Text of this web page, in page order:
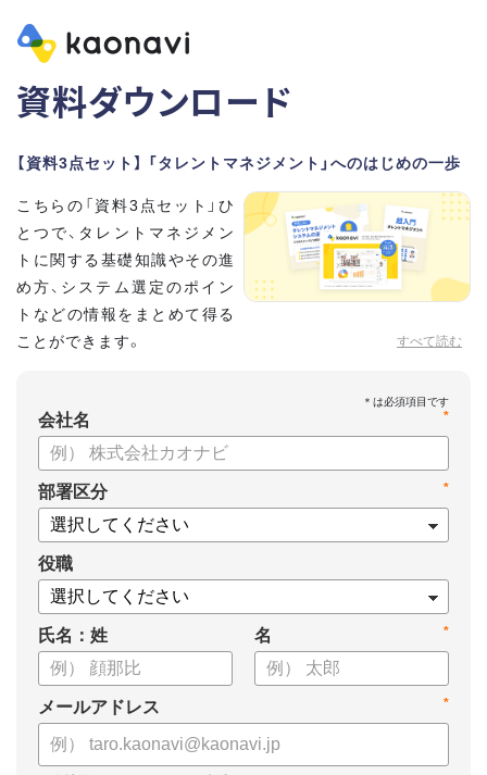
資料ダウンロード
【資料3点セット】 「タレントマネジメント」へのはじめの一歩
すべて読む
こちらの「資料3点セット」ひ
とつで、タレントマネジメン
トに関する基礎知識やその進
め方、システム選定のポイン
トなどの情報をまとめて得る
ことができます。
【資料セット内容】
・超入門タレントマネジメント
・タレントマネジメントシステムの選び方
・タレントマネジメントシステム「カオナビ」の説明資料
*
会社名
*
部署区分
役職
氏名：姓 *
名
*
メールアドレス